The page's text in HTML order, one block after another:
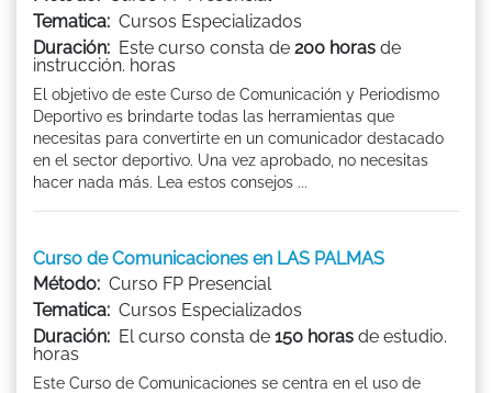
Tematica: Cursos Especializados
Duración: Este curso consta de 200 horas de
instrucción. horas
El objetivo de este Curso de Comunicación y Periodismo
Deportivo es brindarte todas las herramientas que
necesitas para convertirte en un comunicador destacado
en el sector deportivo. Una vez aprobado, no necesitas
hacer nada más. Lea estos consejos ...
Curso de Comunicaciones en LAS PALMAS
Método: Curso FP Presencial
Tematica: Cursos Especializados
Duración: El curso consta de 150 horas de estudio.
horas
Este Curso de Comunicaciones se centra en el uso de